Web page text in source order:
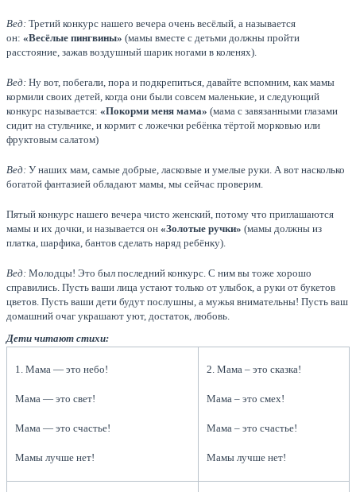
Вед: Третий конкурс нашего вечера очень весёлый, а называется
он: «Весёлые пингвины» (мамы вместе с детьми должны пройти
расстояние, зажав воздушный шарик ногами в коленях).
Вед: Ну вот, побегали, пора и подкрепиться, давайте вспомним, как мамы
кормили своих детей, когда они были совсем маленькие, и следующий
конкурс называется: «Покорми меня мама» (мама с завязанными глазами
сидит на стульчике, и кормит с ложечки ребёнка тёртой морковью или
фруктовым салатом)
Вед: У наших мам, самые добрые, ласковые и умелые руки. А вот насколько
богатой фантазией обладают мамы, мы сейчас проверим.
Пятый конкурс нашего вечера чисто женский, потому что приглашаются
мамы и их дочки, и называется он «Золотые ручки» (мамы должны из
платка, шарфика, бантов сделать наряд ребёнку).
Вед: Молодцы! Это был последний конкурс. С ним вы тоже хорошо
справились. Пусть ваши лица устают только от улыбок, а руки от букетов
цветов. Пусть ваши дети будут послушны, а мужья внимательны! Пусть ваш
домашний очаг украшают уют, достаток, любовь.
Дети читают стихи:
1. Мама — это небо!
Мама — это свет!
Мама — это счастье!
Мамы лучше нет!
2. Мама – это сказка!
Мама – это смех!
Мама – это счастье!
Мамы лучше нет!